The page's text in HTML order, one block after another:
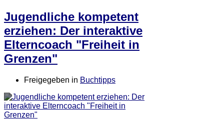
Jugendliche kompetent
erziehen: Der interaktive
Elterncoach "Freiheit in
Grenzen"
Freigegeben in Buchtipps